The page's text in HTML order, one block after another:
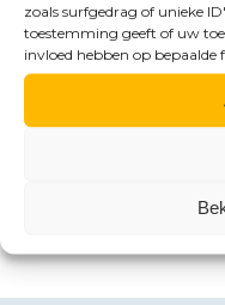
zoals surfgedrag of unieke
toestemming geeft of uw
invloed hebben op bepaalde
Emmen:
emmen@hlb-